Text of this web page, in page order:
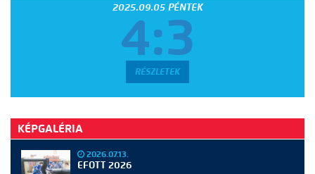
2025.09.05 PÉNTEK
4:3
RÉSZLETEK
KÉPGALÉRIA
2026.07.13.
EFOTT 2026